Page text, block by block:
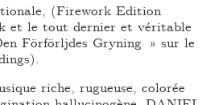
(Firework Edition
et le tout dernier et véritable
Förförljdes Gryning » sur le
riche, rugueuse, colorée